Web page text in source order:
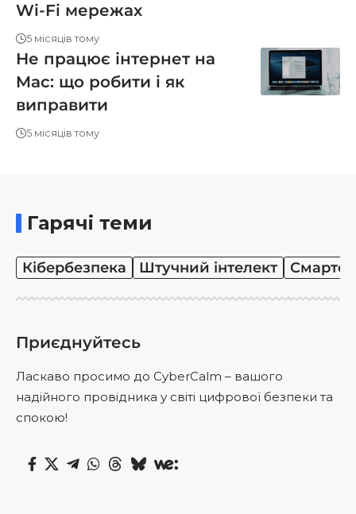
Wi-Fi мережах
5 місяців тому
Не працює інтернет на
Mac: що робити і як
виправити
5 місяців тому
Гарячі теми
Кібербезпека Штучний інтелект
Приєднуйтесь
Ласкаво просимо до CyberCalm – вашого
надійного провідника у світі цифрової безпеки та
спокою!